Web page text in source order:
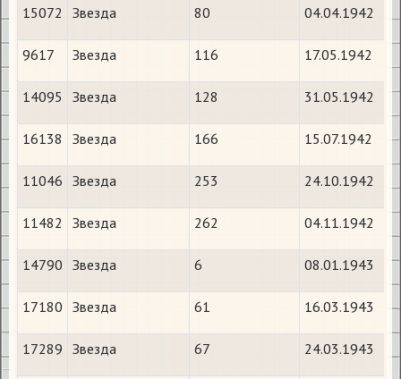
15072 Звезда 80 04.04.1942
9617 Звезда 116 17.05.1942
14095 Звезда 128 31.05.1942
16138 Звезда 166 15.07.1942
11046 Звезда 253 24.10.1942
11482 Звезда 262 04.11.1942
14790 Звезда 6 08.01.1943
17180 Звезда 61 16.03.1943
17289 Звезда 67 24.03.1943